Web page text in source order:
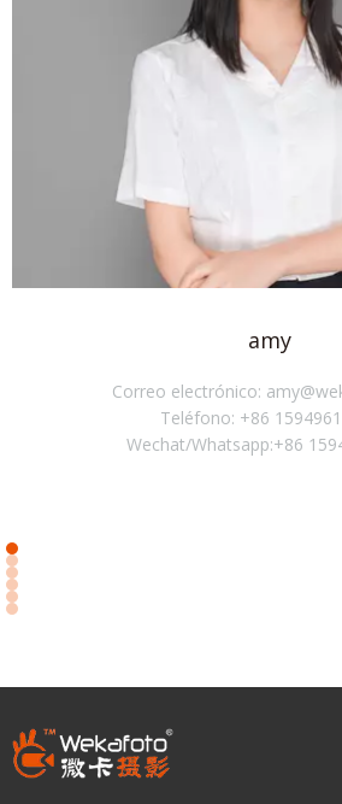
amy
Correo electrónico:
Teléfono: +86
Wechat/Whatsapp:+86